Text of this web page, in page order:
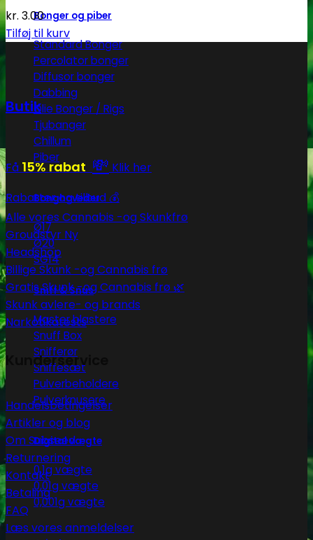
Bonger og piber
Standard Bonger
Percolator bonger
Diffusor bonger
Dabbing
Olie Bonger / Rigs
Tjubanger
Chillum
Piber
Bonghoveder
Ø17
Ø20
SG14
Sniff & Snus
Master blastere
Snuff Box
Snifferør
Sniffesæt
Pulverbeholdere
Pulverknusere
Digital vægte
0,1g vægte
0,01g vægte
0,001g vægte
kr. 3.00
Tilføj til kurv
Butik
Få 15% rabat 💸 Klik her
Rabatter og tilbud 💰
Alle vores Cannabis -og Skunkfrø
Groudstyr
Headshop
Billige Skunk -og Cannabis frø
Gratis Skunk -og Cannabis frø 🌿
Skunk avlere- og brands
Narkotikatests
Kunderservice
Handelsbetingelser
Artikler og blog
Om Subseed
Returnering
Kontakt
Betaling
FAQ
Læs vores anmeldelser